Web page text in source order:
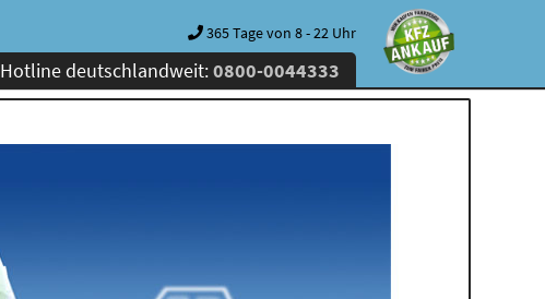
365 Tage von 8 - 22 Uhr
Hotline deutschlandweit:0800-0044333